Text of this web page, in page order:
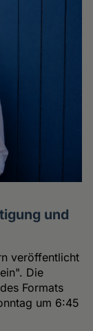
und
veröffentlicht
Die
Formats
um 6:45